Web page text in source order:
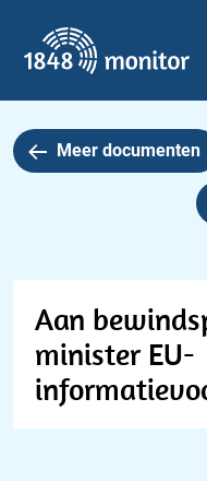
Hoofdmenu
Meer documenten
Aan
minister EU-